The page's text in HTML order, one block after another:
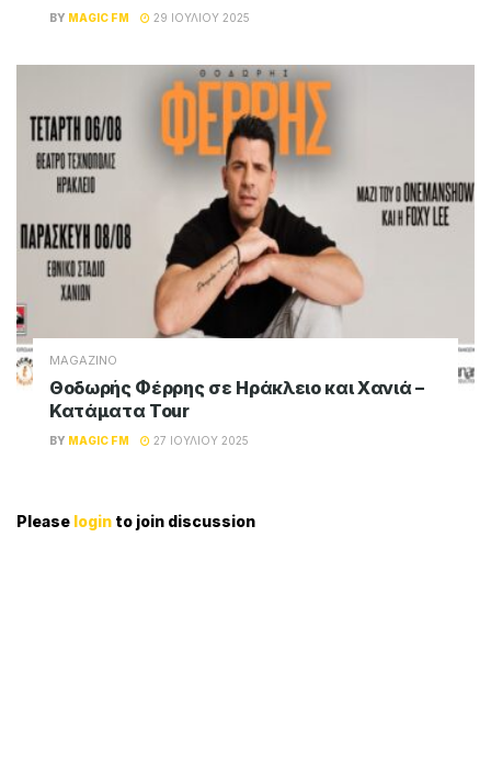
BY MAGIC FM 29 ΙΟΥΛΊΟΥ 2025
MAGAZINO
Θοδωρής Φέρρης σε Ηράκλειο και Χανιά –
Κατάματα Tour
BY MAGIC FM 27 ΙΟΥΛΊΟΥ 2025
Please login to join discussion